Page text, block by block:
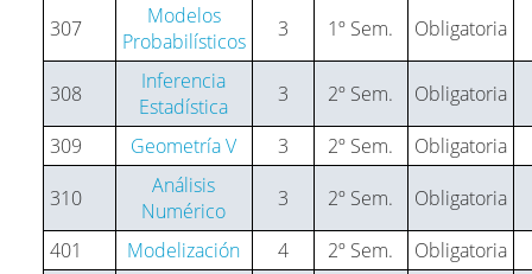
307
Modelos
Probabilísticos
3 1º Sem. Obligatoria
308
Inferencia
Estadística
3 2º Sem.
Obligatoria
309
Geometría V 3 2º Sem.
Obligatoria
310
Análisis
Numérico
3 2º Sem.
Obligatoria
401
Modelización 4 2º Sem. Obligatoria